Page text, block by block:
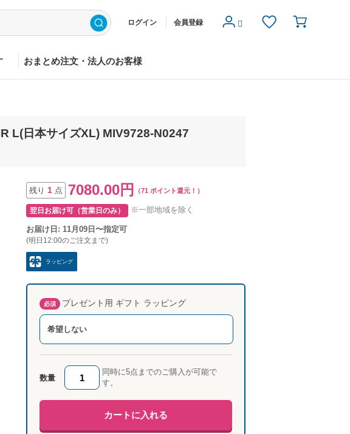
ログイン 会員登録
おまとめ注文・法人のお客様
L(日本サイズXL) MIV9728-N0247
残り 1 点 7080.00円 （71 ポイント還元！）
翌日お届け可（営業日のみ） ※一部地域を除く
お届け日: 11月09日〜指定可
(明日12:00のご注文まで)
ラッピング
必須 プレゼント用 ギフト ラッピング
希望しない
数量
同時に5点までのご購入が可能で
す。
カートに入れる